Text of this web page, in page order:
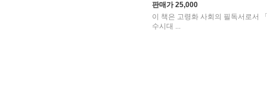
판매가25,000
이 책은 고령화 사회의 필독서로서
수시대 ...